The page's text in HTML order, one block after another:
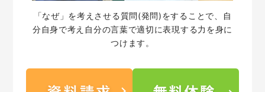
「なぜ」を考えさせる質問(発問)をすることで、自
分自身で考え自分の言葉で適切に表現する力を身に
つけます。